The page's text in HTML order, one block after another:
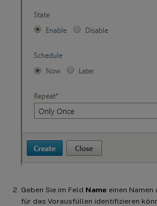
Geben Sie im Feld Name einen Namen
für das Vorausfüllen identifizieren